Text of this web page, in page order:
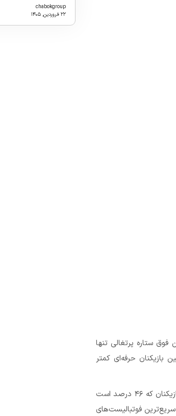
سالگی نشان داد که این فوق ستاره پرتغالی تنها
حرفه‌ای کمتر
میزان عضلات کریستیانو رونالدو ۵۰ درصد بوده که در مقایسه با سایر بازیکنان که ۴۶ درصد است
بر ساعت یکی از سریع‌ترین فوتبالیست‌های
chabokgroup
۲۲ فروردین, ۱۴۰۵